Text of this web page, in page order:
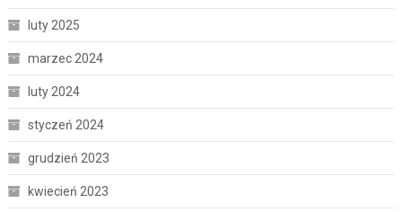
luty 2025
marzec 2024
luty 2024
styczeń 2024
grudzień 2023
kwiecień 2023